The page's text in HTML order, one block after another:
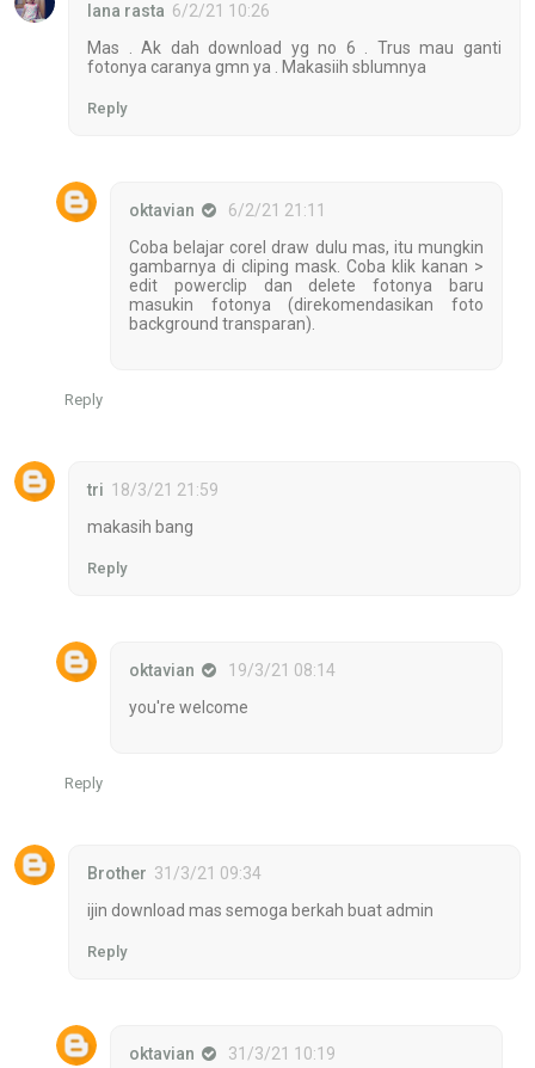
lana rasta 6/2/21 10:26
Mas . Ak dah download yg no 6 . Trus mau ganti
fotonya caranya gmn ya . Makasiih sblumnya
Reply
oktavian
6/2/21 21:11
Coba belajar corel draw dulu mas, itu mungkin
gambarnya di cliping mask. Coba klik kanan >
edit powerclip dan delete fotonya baru
masukin fotonya (direkomendasikan foto
background transparan).
Reply
tri 18/3/21 21:59
makasih bang
Reply
oktavian
19/3/21 08:14
you're welcome
Reply
Brother 31/3/21 09:34
ijin download mas semoga berkah buat admin
Reply
oktavian 31/3/21 10:19